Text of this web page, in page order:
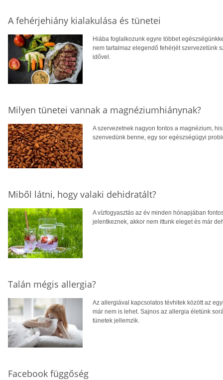
A fehérjehiány kialakulása és tünetei
Hiába foglalkozunk egyre többet
nem tartalmaz elegendő fehérjét szervezetünk
idővel.
Milyen tünetei vannak a magnéziumhiánynak?
A szervezetnek nagyon fontos a magnézium,
szenvedünk benne, egy sor egészségügyi
Miből látni, hogy valaki dehidratált?
A vízfogyasztás az év minden hónapjában
jelentkeznek, akkor nem ittunk eleget és már
Talán mégis allergia?
Az allergiával kapcsolatos tévhitek között az
már nem is lehet. Sajnos az allergia életünk
tünetek jellemzik.
Facebook függőség